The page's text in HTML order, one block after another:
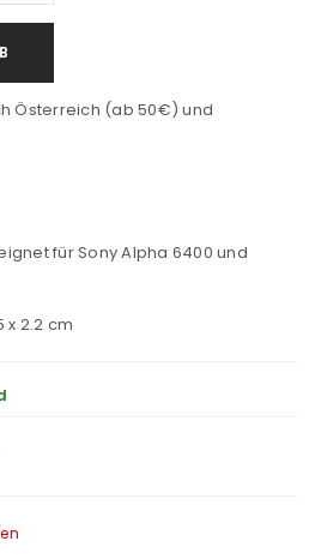
Österreich (ab 50€) und
für Sony Alpha 6400 und
x 2.2 cm